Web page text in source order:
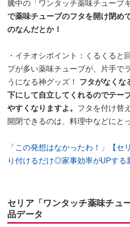
騰中の「ワンタッチ薬味チューブ
で薬味チューブのフタを開け閉め
のなんだとか！
・イチオシポイント：くるくると
プが多い薬味チューブが、片手で
うになる神グッズ！ フタがなくな
下にして自立してくれるのでテー
やすくなりますよ。 フタを付け替
開閉できるのは、料理中などにと
「この発想はなかったわ！」【セ
り付けるだけ◎家事効率がUPする
セリア「ワンタッチ薬味チュ
品データ